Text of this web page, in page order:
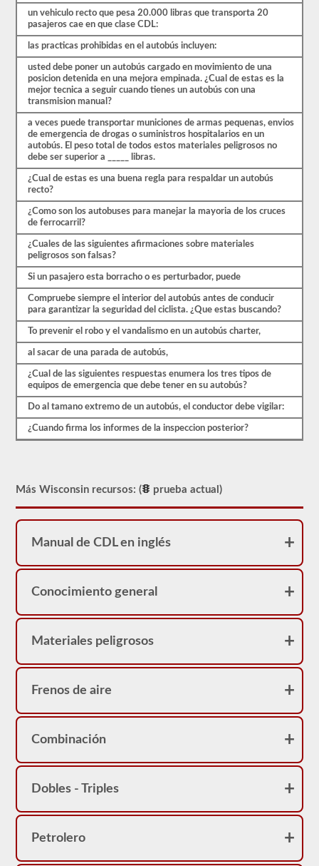
al
menos
80%
(16
para
aprobar
examen.
mayor
parte,
pasajeros
considera
vehículo
Clase
Clase
sin
embargo,
vehículos
Clase
existen
autobús
de
requiere
CDL
Clase
endoso
pasajero.
se
CDL
tiene
restricción
"no
Clase
un vehiculo recto que pesa 20.000 libras que transporta 20
pasajeros cae en que clase CDL:
las practicas prohibidas en el autobús incluyen:
usted debe poner un autobús cargado en movimiento de una
posicion detenida en una mejora empinada. ¿Cual de estas es la
mejor tecnica a seguir cuando tienes un autobús con una
transmision manual?
a veces puede transportar municiones de armas pequenas, envios
de emergencia de drogas o suministros hospitalarios en un
autobús. El peso total de todos estos materiales peligrosos no
debe ser superior a _____ libras.
¿Cual de estas es una buena regla para respaldar un autobús
recto?
¿Como son los autobuses para manejar la mayoria de los cruces
de ferrocarril?
¿Cuales de las siguientes afirmaciones sobre materiales
peligrosos son falsas?
Si un pasajero esta borracho o es perturbador, puede
Compruebe siempre el interior del autobús antes de conducir
para garantizar la seguridad del ciclista. ¿Que estas buscando?
To prevenir el robo y el vandalismo en un autobús charter,
al sacar de una parada de autobús,
¿Cual de las siguientes respuestas enumera los tres tipos de
equipos de emergencia que debe tener en su autobús?
Do al tamano extremo de un autobús, el conductor debe vigilar:
¿Cuando firma los informes de la inspeccion posterior?
Más Wisconsin recursos: ( prueba actual)
Manual de CDL en inglés
Conocimiento general
Materiales peligrosos
Frenos de aire
Combinación
Dobles - Triples
Petrolero